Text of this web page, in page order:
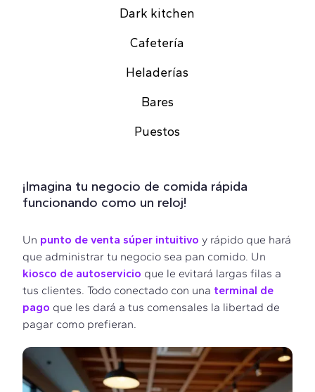
Dark kitchen
Cafetería
Heladerías
Bares
Puestos
¡Imagina tu negocio de comida rápida
funcionando como un reloj!
Un punto de venta súper intuitivo y rápido que hará
que administrar tu negocio sea pan comido. Un
kiosco de autoservicio que le evitará largas filas a
tus clientes. Todo conectado con una terminal de
pago que les dará a tus comensales la libertad de
pagar como prefieran.